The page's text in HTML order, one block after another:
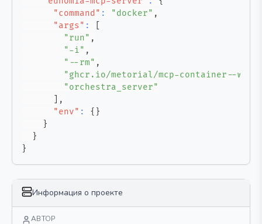
"command" : "docker" ,
"args" :
"run" ,
"-i" ,
"--rm" ,
"ghcr.io/metorial/mcp-container--
"orchestra_server"
,
"env" : { }
}
}
}
Информация о проекте
АВТОР